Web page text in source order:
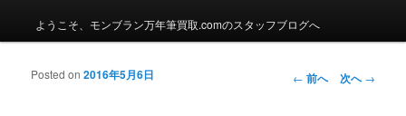
ようこそ、モンブラン万年筆買取.comのスタッフブログへ
投稿ナビゲーシ
← 前へ 次へ→
Posted on2016年5月6日